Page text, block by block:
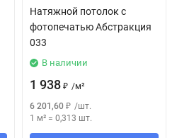
Натяжной потолок с
фотопечатью Абстракция
033
В наличии
1 938 ₽ /м²
6 201,60 ₽ /шт.
1 м² = 0,313 шт.